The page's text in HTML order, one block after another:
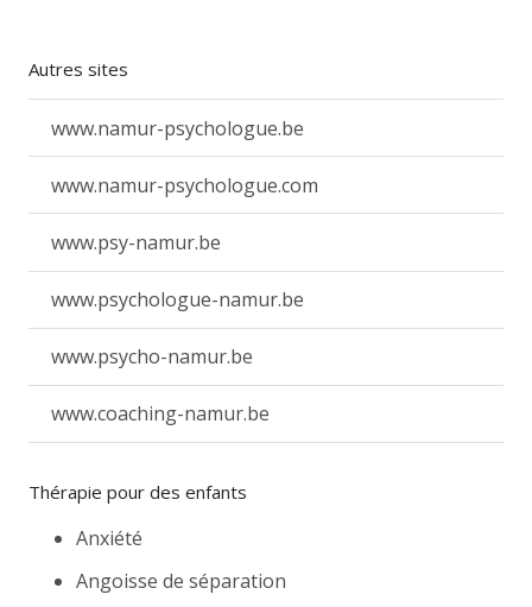
Autres sites
www.namur-psychologue.be
www.namur-psychologue.com
www.psy-namur.be
www.psychologue-namur.be
www.psycho-namur.be
www.coaching-namur.be
Thérapie pour des enfants
Anxiété
Angoisse de séparation